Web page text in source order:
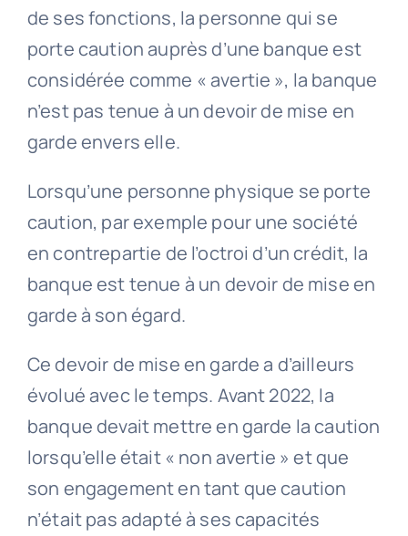
de ses fonctions, la personne qui se
porte caution auprès d’une banque est
considérée comme « avertie », la banque
n’est pas tenue à un devoir de mise en
garde envers elle.
Lorsqu’une personne physique se porte
caution, par exemple pour une société
en contrepartie de l’octroi d’un crédit, la
banque est tenue à un devoir de mise en
garde à son égard.
Ce devoir de mise en garde a d’ailleurs
évolué avec le temps. Avant 2022, la
banque devait mettre en garde la caution
lorsqu’elle était « non avertie » et que
son engagement en tant que caution
n’était pas adapté à ses capacités